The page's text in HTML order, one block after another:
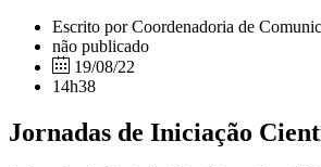
Escrito por Coordenadoria de
não publicado
19/08/22
14h38
Jornadas de Iniciação